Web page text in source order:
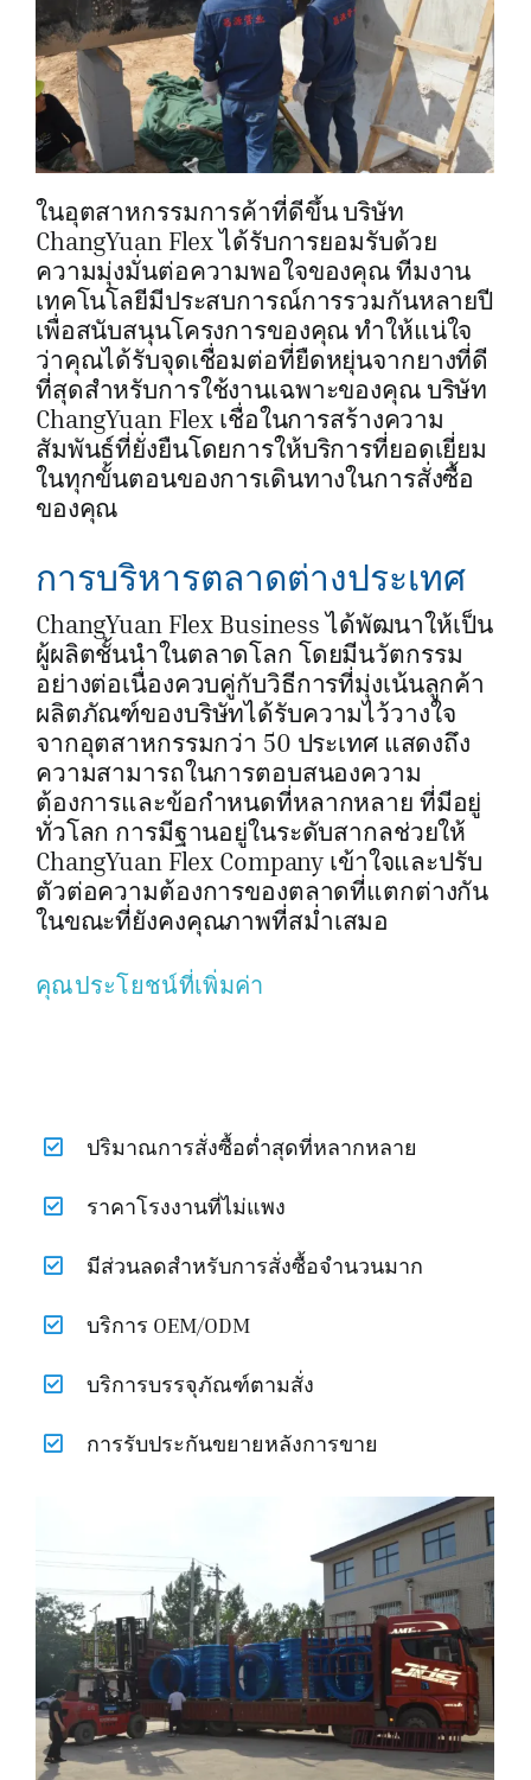
ในอุตสาหกรรมการค้าที่ดีขึ้น บริษัท
ChangYuan Flex ได้รับการยอมรับด้วย
ความมุ่งมั่นต่อความพอใจของคุณ ทีมงาน
เทคโนโลยีมีประสบการณ์การรวมกันหลายปี
เพื่อสนับสนุนโครงการของคุณ ทำให้แน่ใจ
ว่าคุณได้รับจุดเชื่อมต่อที่ยืดหยุ่นจากยางที่ดี
ที่สุดสำหรับการใช้งานเฉพาะของคุณ บริษัท
ChangYuan Flex เชื่อในการสร้างความ
สัมพันธ์ที่ยั่งยืนโดยการให้บริการที่ยอดเยี่ยม
ในทุกขั้นตอนของการเดินทางในการสั่งซื้อ
ของคุณ
การบริหารตลาดต่างประเทศ
ChangYuan Flex Business ได้พัฒนาให้เป็น
ผู้ผลิตชั้นนำในตลาดโลก โดยมีนวัตกรรม
อย่างต่อเนื่องควบคู่กับวิธีการที่มุ่งเน้นลูกค้า
ผลิตภัณฑ์ของบริษัทได้รับความไว้วางใจ
จากอุตสาหกรรมกว่า 50 ประเทศ แสดงถึง
ความสามารถในการตอบสนองความ
ต้องการและข้อกำหนดที่หลากหลาย ที่มีอยู่
ทั่วโลก การมีฐานอยู่ในระดับสากลช่วยให้
ChangYuan Flex Company เข้าใจและปรับ
ตัวต่อความต้องการของตลาดที่แตกต่างกัน
ในขณะที่ยังคงคุณภาพที่สม่ำเสมอ
คุณประโยชน์ที่เพิ่มค่า
ปริมาณการสั่งซื้อต่ำสุดที่หลากหลาย
ราคาโรงงานที่ไม่แพง
มีส่วนลดสำหรับการสั่งซื้อจำนวนมาก
บริการ OEM/ODM
บริการบรรจุภัณฑ์ตามสั่ง
การรับประกันขยายหลังการขาย